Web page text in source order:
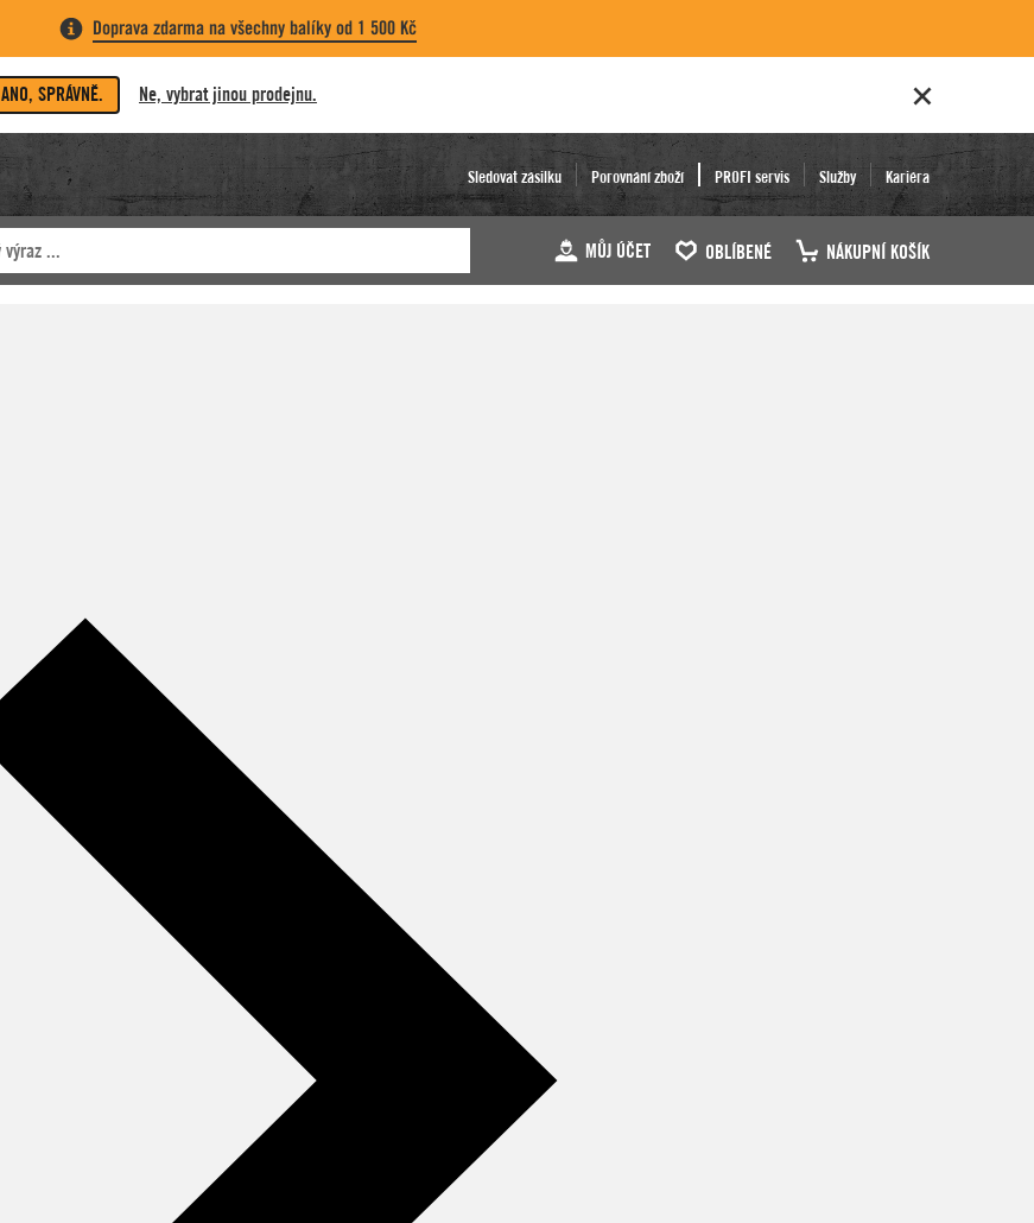
Doprava zdarma na všechny balíky od 1 500 Kč
ANO, SPRÁVNĚ. Ne, vybrat jinou prodejnu.
Sledovat zásilku Porovnání zboží PROFI servis Služby Kariéra
MŮJ ÚČET OBLÍBENÉ NÁKUPNÍ KOŠÍK